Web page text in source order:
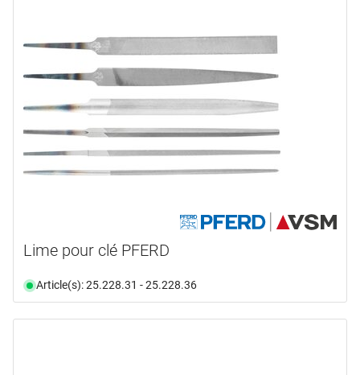
Lime pour clé PFERD
Article(s): 25.228.31 - 25.228.36